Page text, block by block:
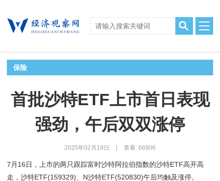
保险
首批沙特ETF上市首日表现
强劲，午后双双涨停
2025年02月19日 查看: 66906
7月16日，上市的两只跟踪富时沙特阿拉伯指数的沙特ETF高开高
走，沙特ETF(159329)、N沙特ETF(520830)午后均触及涨停。